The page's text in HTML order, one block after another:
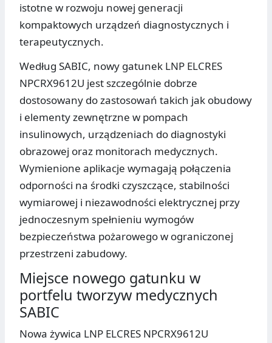
istotne w rozwoju nowej generacji
kompaktowych urządzeń diagnostycznych i
terapeutycznych.
Według SABIC, nowy gatunek LNP ELCRES
NPCRX9612U jest szczególnie dobrze
dostosowany do zastosowań takich jak obudowy
i elementy zewnętrzne w pompach
insulinowych, urządzeniach do diagnostyki
obrazowej oraz monitorach medycznych.
Wymienione aplikacje wymagają połączenia
odporności na środki czyszczące, stabilności
wymiarowej i niezawodności elektrycznej przy
jednoczesnym spełnieniu wymogów
bezpieczeństwa pożarowego w ograniczonej
przestrzeni zabudowy.
Miejsce nowego gatunku w
portfelu tworzyw medycznych
SABIC
Nowa żywica LNP ELCRES NPCRX9612U